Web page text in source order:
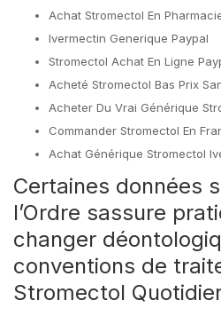
Achat Stromectol En
Ivermectin Generique Paypal
Stromectol Achat En Ligne
Acheté Stromectol Bas Prix
Acheter Du Vrai Générique
Commander Stromectol En
Achat Générique Stromectol
Certaines données
l’Ordre sassure
changer
conventions de
Stromectol